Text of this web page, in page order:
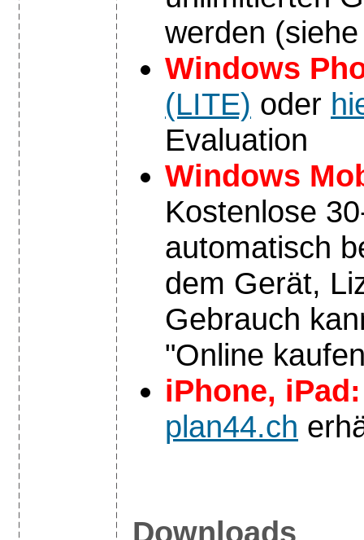
werden
Windows
(LITE) oder
Evaluation
Windows
Kostenlose
automatisch
dem Gerät,
Gebrauch
"Online
iPhone,
plan44.ch
Downloads